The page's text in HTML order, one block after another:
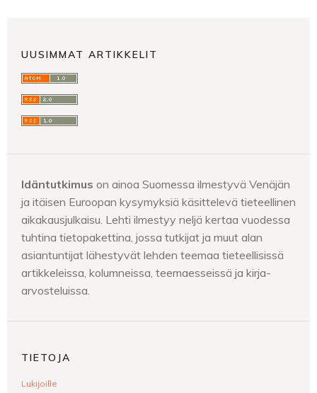
UUSIMMAT ARTIKKELIT
Idäntutkimus on ainoa Suomessa ilmestyvä Venäjän
ja itäisen Euroopan kysymyksiä käsittelevä tieteellinen
aikakausjulkaisu. Lehti ilmestyy neljä kertaa vuodessa
tuhtina tietopakettina, jossa tutkijat ja muut alan
asiantuntijat lähestyvät lehden teemaa tieteellisissä
artikkeleissa, kolumneissa, teemaesseissä ja kirja-
arvosteluissa.
TIETOJA
Lukijoille